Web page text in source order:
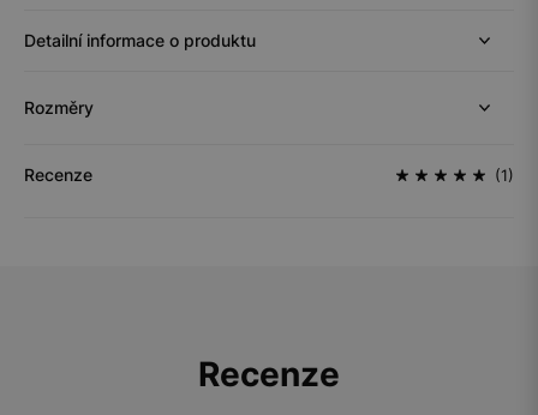
Detailní informace o produktu
Rozměry
Recenze (1)
Recenze